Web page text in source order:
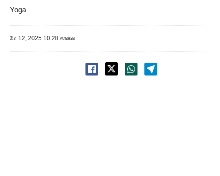
Yoga
மே 12, 2025 10:28 காலை